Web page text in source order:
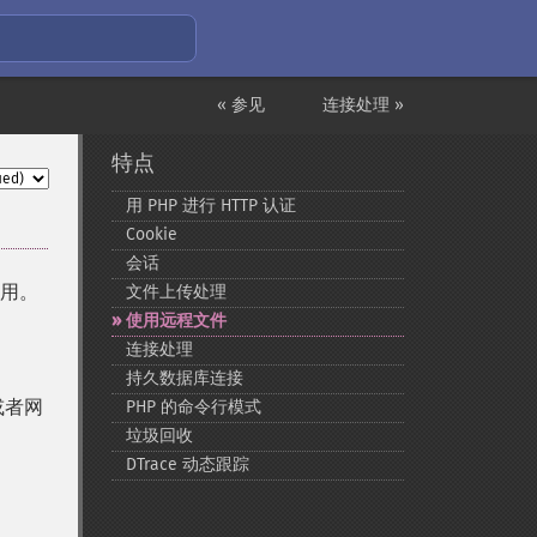
连接处理 »
« 参见
。
网
特点
用 PHP 进行 HTTP 认证
Cookie
会话
文件上传处理
使用远程文件
连接处理
持久数据库连接
PHP 的命令行模式
垃圾回收
DTrace 动态跟踪